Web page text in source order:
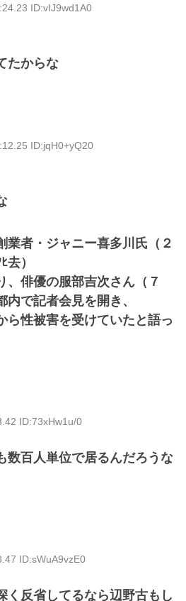
ID:vIJ9wd1A0
たからな
ID:jqH0+yQ20
業者・ジャニー喜多川氏（２
）
、俳優の服部吉次さん（７
内で記者会見を開き、
ら性被害を受けていたと語っ
ID:73xHw1u/0
数百人単位で居るんだろうな
ID:sWuA9vzE0
く反省してるなら辺野古もし